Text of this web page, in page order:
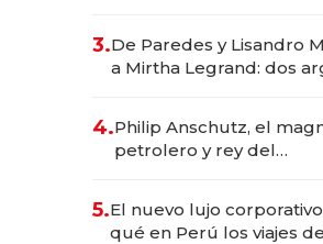
las marcas "fast
3.De Paredes y Lisandro
a Mirtha Legrand: dos
4.Philip Anschutz, el
petrolero y rey del
Fénix
5.El nuevo lujo
qué en Perú los viajes de